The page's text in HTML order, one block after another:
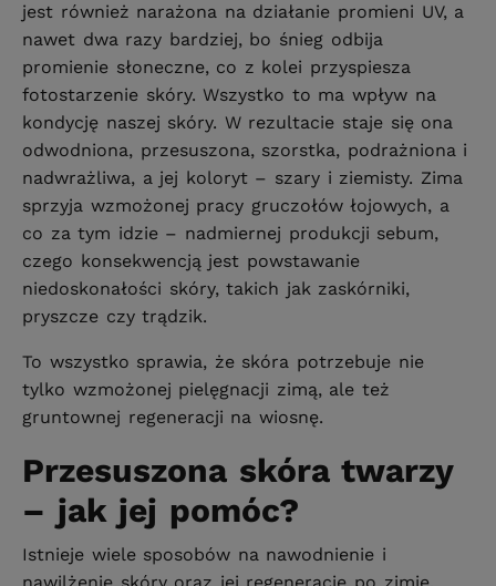
jest również narażona na działanie promieni UV, a
nawet dwa razy bardziej, bo śnieg odbija
promienie słoneczne, co z kolei przyspiesza
fotostarzenie skóry. Wszystko to ma wpływ na
kondycję naszej skóry. W rezultacie staje się ona
odwodniona, przesuszona, szorstka, podrażniona i
nadwrażliwa, a jej koloryt – szary i ziemisty. Zima
sprzyja wzmożonej pracy gruczołów łojowych, a
co za tym idzie – nadmiernej produkcji sebum,
czego konsekwencją jest powstawanie
niedoskonałości skóry, takich jak zaskórniki,
pryszcze czy trądzik.
To wszystko sprawia, że skóra potrzebuje nie
tylko wzmożonej pielęgnacji zimą, ale też
gruntownej regeneracji na wiosnę.
Przesuszona skóra twarzy
– jak jej pomóc?
Istnieje wiele sposobów na nawodnienie i